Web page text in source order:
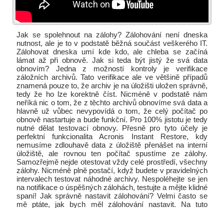
Jak se spolehnout na zálohy? Zálohování není dneska
nutnost, ale je to v podstatě běžná součást veškerého IT.
Zálohovat dneska umí kde kdo, ale chleba se začíná
lámat až při obnově. Jak si teda být jistý že svá data
obnovím? Jedna z možností kontroly je verifikace
záložních archivů. Tato verifikace ale ve většině případů
znamená pouze to, že archiv je na úložišti uložen správně,
tedy že ho lze korektně číst. Nicméně v podstatě nám
neříká nic o tom, že z těchto archivů obnovíme svá data a
hlavně už vůbec nevypovídá o tom, že celý počítač po
obnově nastartuje a bude funkční. Pro 100% jistotu je tedy
nutné dělat testovací obnovy. Přesně pro tyto účely je
perfektní funkcionalita Acronis Instant Restore, kdy
nemusíme zdlouhavě data z úložiště přenášet na interní
úložiště, ale rovnou ten počítač spustíme ze zálohy.
Samozřejmě nejde otestovat vždy celé prostředí, všechny
zálohy. Nicméně plně postačí, když budete v pravidelných
intervalech testovat náhodné archivy. Nespoléhejte se jen
na notifikace o úspěšných zálohách, testujte a mějte klidné
spaní! Jak správně nastavit zálohování? Velmi často se
mě ptáte, jak bych měl zálohování nastavit. Na tuto